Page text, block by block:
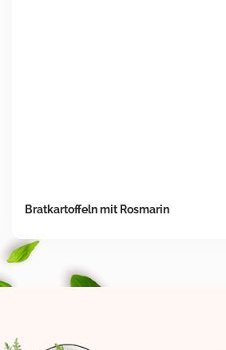
Bratkartoffeln mit Rosmarin